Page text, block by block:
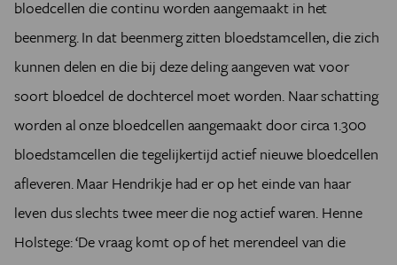
bloedcellen die continu worden aangemaakt in het
beenmerg. In dat beenmerg zitten bloedstamcellen, die zich
kunnen delen en die bij deze deling aangeven wat voor
soort bloedcel de dochtercel moet worden. Naar schatting
worden al onze bloedcellen aangemaakt door circa 1.300
bloedstamcellen die tegelijkertijd actief nieuwe bloedcellen
afleveren. Maar Hendrikje had er op het einde van haar
leven dus slechts twee meer die nog actief waren. Henne
Holstege: ‘De vraag komt op of het merendeel van die